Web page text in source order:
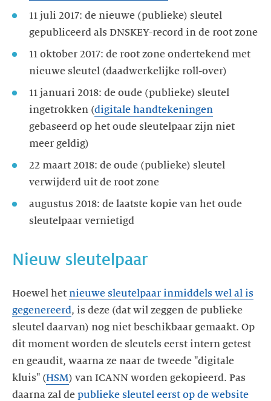
11 juli 2017: de nieuwe (publieke) sleutel
gepubliceerd als DNSKEY-record in de root zone
11 oktober 2017: de root zone ondertekend met
nieuwe sleutel (daadwerkelijke roll-over)
11 januari 2018: de oude (publieke) sleutel
ingetrokken (digitale handtekeningen
gebaseerd op het oude sleutelpaar zijn niet
meer geldig)
22 maart 2018: de oude (publieke) sleutel
verwijderd uit de root zone
augustus 2018: de laatste kopie van het oude
sleutelpaar vernietigd
Nieuw sleutelpaar
Hoewel het nieuwe sleutelpaar inmiddels wel al is
gegenereerd, is deze (dat wil zeggen de publieke
sleutel daarvan) nog niet beschikbaar gemaakt. Op
dit moment worden de sleutels eerst intern getest
en geaudit, waarna ze naar de tweede "digitale
kluis" (HSM) van ICANN worden gekopieerd. Pas
daarna zal de publieke sleutel eerst op de website